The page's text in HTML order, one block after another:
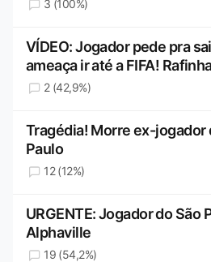
3 (100%)
VÍDEO: Jogador pede pra
ameaça ir até a FIFA!
2 (42,9%)
Tragédia! Morre ex-jogador
Paulo
12 (12%)
URGENTE: Jogador do São
Alphaville
19 (54,2%)